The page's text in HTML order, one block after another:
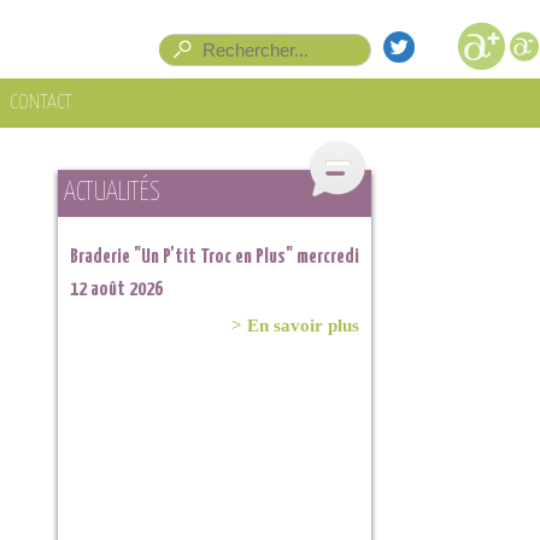
Formulaire de recherche Rechercher
CONTACT
ACTUALITÉS
Braderie "Un P'tit Troc en Plus" mercredi
12 août 2026
> En savoir plus
Braderie "Un P'tit Troc en Plus" samedi
11 juillet 2026 à Lahage
> En savoir plus